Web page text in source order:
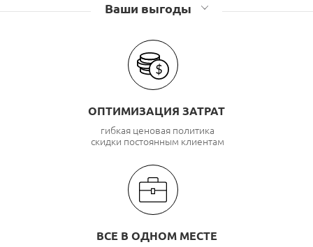
Ваши выгоды
ОПТИМИЗАЦИЯ ЗАТРАТ
гибкая ценовая политика
скидки постоянным клиентам
ВСЕ В ОДНОМ МЕСТЕ